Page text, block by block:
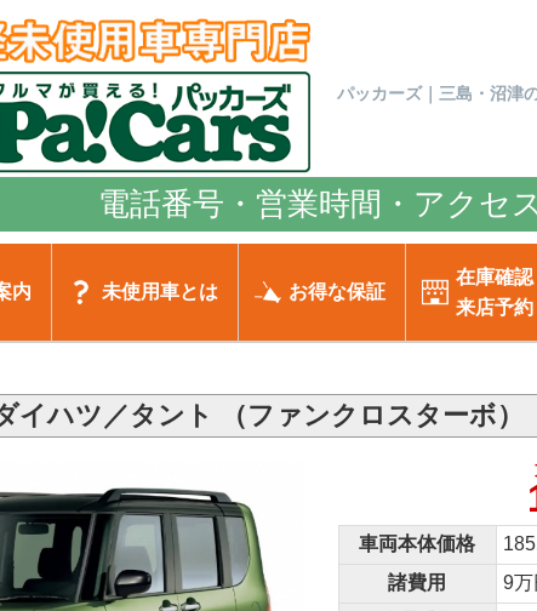
パッカーズ｜三島・沼津
電話番号・営業時間・アクセス
内 未使用車とは お得な保証
在庫確認
来店予約
イハツ／タント （ファンクロスターボ）
車両本体価格
諸費用
9万